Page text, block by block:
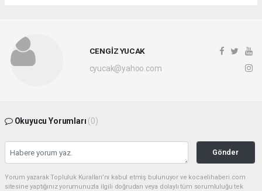
CENGİZ YUCAK
cyucak@yahoo.com
Okuyucu Yorumları (0)
Gönder
Yorum yazarak Topluluk Kuralları’nı kabul etmiş bulunuyor ve kocaelihaberi.com
sitesine yaptığınız yorumunuzla ilgili doğrudan veya dolaylı tüm sorumluluğu tek